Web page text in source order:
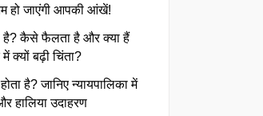
हो जाएंगी आपकी आंखें!
है? कैसे फैलता है और क्या हैं
क्यों बढ़ी चिंता?
है? जानिए न्यायपालिका में
हालिया उदाहरण